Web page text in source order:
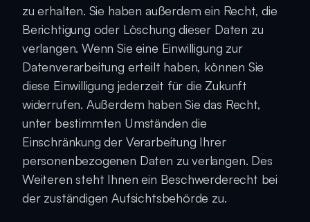
zu erhalten. Sie haben außerdem ein Recht, die
Berichtigung oder Löschung dieser Daten zu
verlangen. Wenn Sie eine Einwilligung zur
Datenverarbeitung erteilt haben, können Sie
diese Einwilligung jederzeit für die Zukunft
widerrufen. Außerdem haben Sie das Recht,
unter bestimmten Umständen die
Einschränkung der Verarbeitung Ihrer
personenbezogenen Daten zu verlangen. Des
Weiteren steht Ihnen ein Beschwerderecht bei
der zuständigen Aufsichtsbehörde zu.